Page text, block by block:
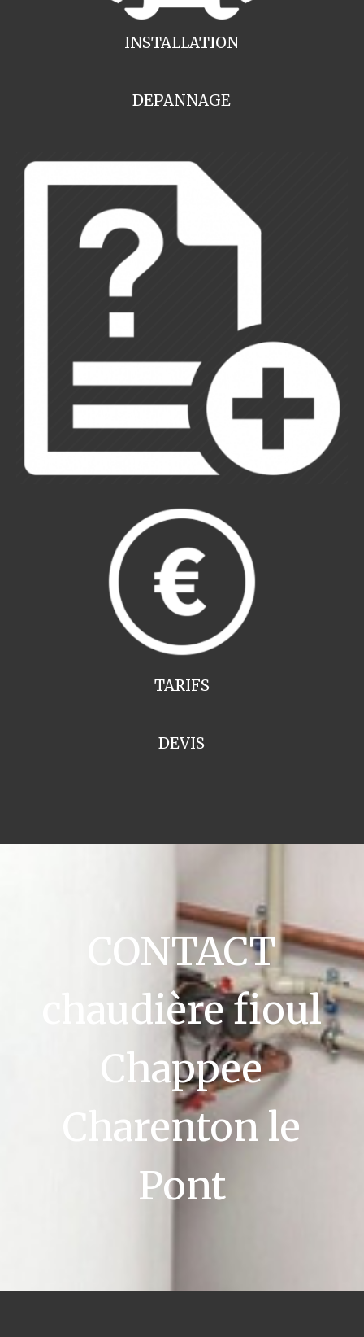
INSTALLATION
DEPANNAGE
TARIFS
DEVIS
CONTACT
chaudière fioul
Chappee
Charenton le
Pont